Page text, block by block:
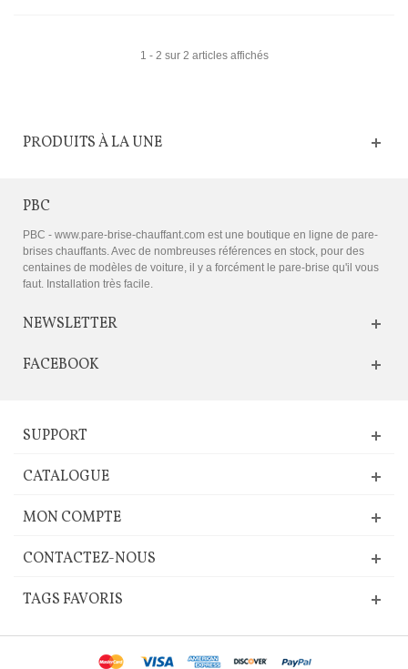
1 - 2 sur 2 articles affichés
PRODUITS À LA UNE
PBC
PBC - www.pare-brise-chauffant.com est une boutique en ligne de pare-
brises chauffants. Avec de nombreuses références en stock, pour des
centaines de modèles de voiture, il y a forcément le pare-brise qu'il vous
faut. Installation très facile.
NEWSLETTER
FACEBOOK
SUPPORT
CATALOGUE
MON COMPTE
CONTACTEZ-NOUS
TAGS FAVORIS